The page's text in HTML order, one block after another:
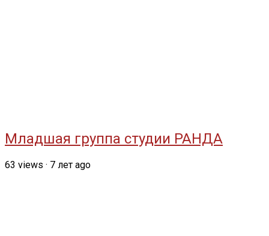
Младшая группа студии РАНДА
63 views · 7 лет ago